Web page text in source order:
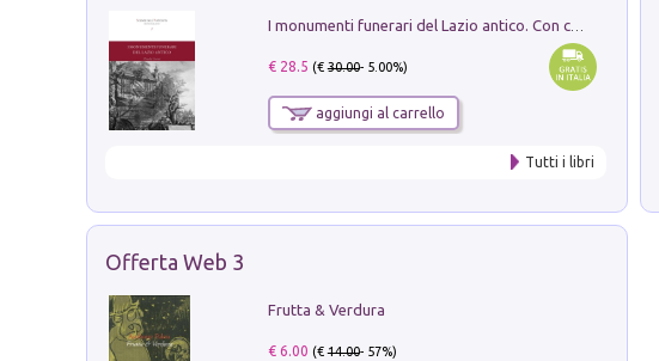
I monumenti funerari del Lazio antico. Con cartella con tavole
€ 28.5 (€30.00- 5.00%)
aggiungi al carrello
Tutti i libri
Offerta Web 3
Frutta & Verdura
€ 6.00 (€14.00- 57%)